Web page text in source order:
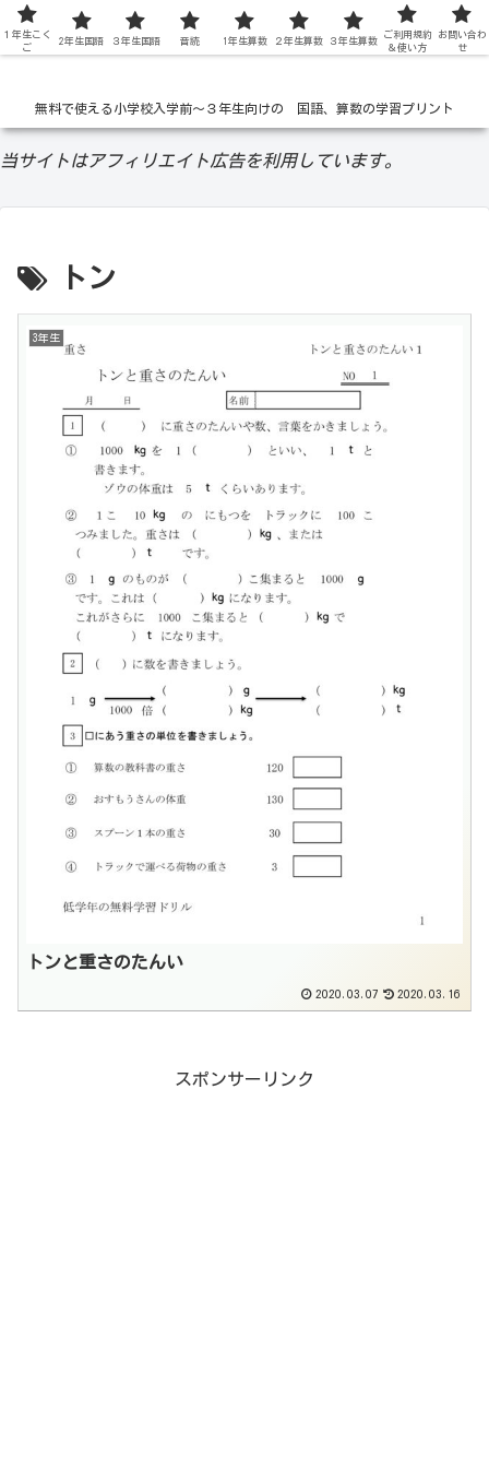
低学年の無料学習ドリル
無料で使える小学校入学前〜３年生向けの 国語、算数の学習プリント
当サイトはアフィリエイト広告を利用しています。
トン
3年生
トンと重さのたんい
2020.03.07 2020.03.16
スポンサーリンク
１年生こく
ご
2年生国語 ３年生国語 音読 1年生算数 ２年生算数 ３年生算数
ご利用規約
＆使い方
お問い合わ
せ